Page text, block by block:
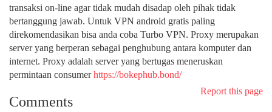
transaksi on-line agar tidak mudah disadap oleh pihak tidak
bertanggung jawab. Untuk VPN android gratis paling
direkomendasikan bisa anda coba Turbo VPN. Proxy merupakan
server yang berperan sebagai penghubung antara komputer dan
internet. Proxy adalah server yang bertugas meneruskan
permintaan consumerhttps://bokephub.bond/
Report this page
Comments